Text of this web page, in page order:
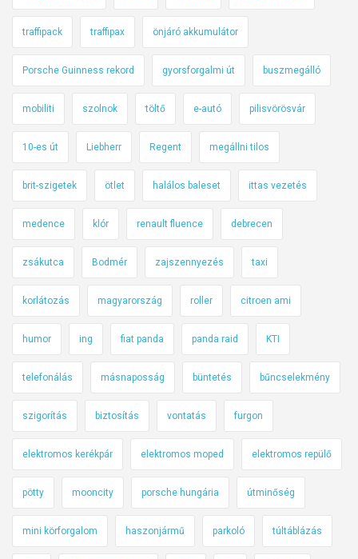
traffipack traffipax önjáró akkumulátor
Porsche Guinness rekord gyorsforgalmi út buszmegálló
mobiliti szolnok töltő e-autó pilisvörösvár
10-es út Liebherr Regent megállni tilos
brit-szigetek ötlet halálos baleset ittas vezetés
medence klór renault fluence debrecen
zsákutca Bodmér zajszennyezés taxi
korlátozás magyarország roller citroen ami
humor ing fiat panda panda raid KTI
telefonálás másnaposság büntetés bűncselekmény
szigorítás biztosítás vontatás furgon
elektromos kerékpár elektromos moped elektromos repülő
pötty mooncity porsche hungária útminőség
mini körforgalom haszonjármű parkoló túltáblázás